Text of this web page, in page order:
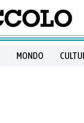
MONDO